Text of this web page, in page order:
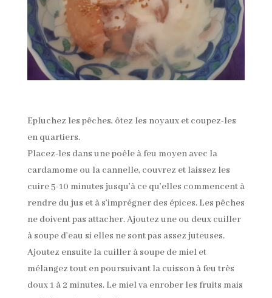
Epluchez les pêches, ôtez les noyaux et coupez-les
en quartiers.
Placez-les dans une poêle à feu moyen avec la
cardamome ou la cannelle, couvrez et laissez les
cuire 5-10 minutes jusqu’à ce qu’elles commencent à
rendre du jus et à s’imprégner des épices. Les pêches
ne doivent pas attacher. Ajoutez une ou deux cuiller
à soupe d’eau si elles ne sont pas assez juteuses.
Ajoutez ensuite la cuiller à soupe de miel et
mélangez tout en poursuivant la cuisson à feu très
doux 1 à 2 minutes. Le miel va enrober les fruits mais